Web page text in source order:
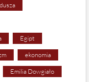
dusza
Egipt
ekonomia
Emilia Dowgiało